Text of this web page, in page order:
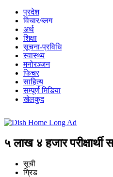
प्रदेश
विचार/ब्लग
अर्थ
शिक्षा
सूचना-प्रविधि
स्वास्थ्य
मनोरञ्जन
फिचर
साहित्य
सम्पूर्ण मिडिया
खेलकुद
५ लाख ४ हजार परीक्षार्थी
सूची
ग्रिड